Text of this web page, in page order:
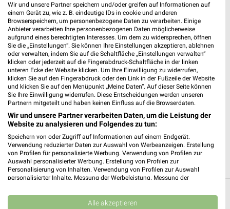
REWE Rostock / Südstadt
Nobelstr. 50-51
18059 Rostock / Südstadt
Heute 07:00 - 22:00 Uhr | Geöffnet
192,47 km • Angebote: 2 Prospekte
EDEKA Warnemünde / Rostock
Kirchenpl. 3
18119 Warnemünde / Rostock
Heute 08:00 - 20:00 Uhr | Geöffnet
203,95 km • Angebote: 2 Prospekte
Supermärkte Angebote und Prospekte für
Wir und unsere Partner speichern und/oder greifen auf Informationen auf
einem Gerät zu, wie z. B. eindeutige IDs in cookie und anderen
Browserspeichern, um personenbezogene Daten zu verarbeiten. Einige
Anbieter verarbeiten Ihre personenbezogenen Daten möglicherweise
aufgrund eines berechtigten Interesses. Um dem zu widersprechen, öffnen
Sie die „Einstellungen“. Sie können Ihre Einstellungen akzeptieren, ablehnen
oder verwalten, indem Sie auf die Schaltfläche „Einstellungen verwalten“
klicken oder jederzeit auf die Fingerabdruck-Schaltfläche in der linken
unteren Ecke der Website klicken. Um Ihre Einwilligung zu widerrufen,
klicken Sie auf den Fingerabdruck oder den Link in der Fußzeile der Website
und klicken Sie auf den Menüpunkt „Meine Daten“. Auf dieser Seite können
Sie Ihre Einwilligung widerrufen. Diese Entscheidungen werden unseren
Partnern mitgeteilt und haben keinen Einfluss auf die Browserdaten.
Wir und unsere Partner verarbeiten Daten, um die Leistung der
Website zu analysieren und Folgendes zu tun:
Speichern von oder Zugriff auf Informationen auf einem Endgerät.
Verwendung reduzierter Daten zur Auswahl von Werbeanzeigen. Erstellung
von Profilen für personalisierte Werbung. Verwendung von Profilen zur
Auswahl personalisierter Werbung. Erstellung von Profilen zur
Personalisierung von Inhalten. Verwendung von Profilen zur Auswahl
personalisierter Inhalte. Messung der Werbeleistung. Messung der
Kombinationen von Daten aus verschiedenen Quellen. Entwicklung und
Verbesserung der Angebote. Verwendung reduzierter Daten zur Auswahl
Alle akzeptieren